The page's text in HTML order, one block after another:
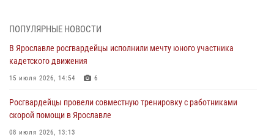
03 августа 2026, 07:24
Ярославские росгвардейцы за прошедшую неделю совершили
более 300 выездов по сигналам «тревога»
03 августа 2026, 07:09
Росгвардейцы оказали помощь беременной женщине во время
празднования Дня ВДВ в Ярославле
03 августа 2026, 06:20
ПОПУЛЯРНЫЕ НОВОСТИ
В Ярославле росгвардейцы исполнили мечту юного участника
кадетского движения
15 июля 2026, 14:54 6
Росгвардейцы провели совместную тренировку с работниками
скорой помощи в Ярославле
08 июля 2026, 13:13